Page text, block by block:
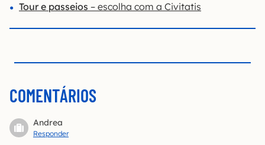
Tour e passeios – escolha com a Civitatis
COMENTÁRIOS
Andrea
Responder